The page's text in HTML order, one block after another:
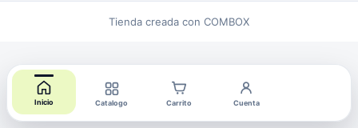
Inicio Catalogo Carrito Cuenta
Tienda creada con COMBOX